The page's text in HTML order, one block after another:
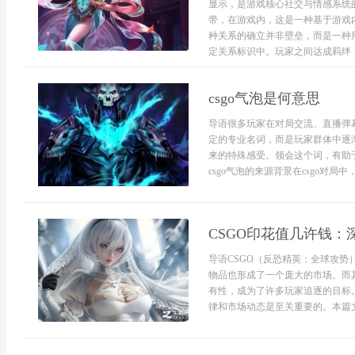
显示，是游戏核心社交与情感系
带，在游戏内，这是一种基于游
种关系的确立并非壁垒，而是一
定关系标识中。玩家之间达成羁绊
csgo气泡是何意思
导语很多玩家在对局交流、直播弹
定的专业名词，而是玩家群体中
来的特殊感受。领会这个词，有
csgo气泡的来源背景在csgo对局中
CSGO印花值几许钱：
导语CSGO（反恐精英：全球攻势
物品也形成了一个庞大的市场。
有性，成为了许多玩家追逐的目
律和市场动态是至关重要的。本